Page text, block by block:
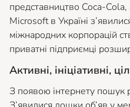
представництво Coca-
Microsoft в Україні
міжнародних корпорацій
приватні підприємці
Активні, ініціативні,
З появою інтернету пошук